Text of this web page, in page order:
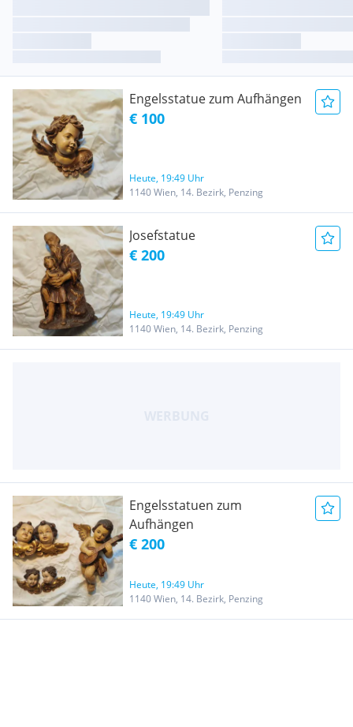
Engelsstatue zum Aufhängen
€ 100
Heute, 19:49 Uhr
1140 Wien, 14. Bezirk, Penzing
Josefstatue
€ 200
Heute, 19:49 Uhr
1140 Wien, 14. Bezirk, Penzing
Engelsstatuen zum
Aufhängen
€ 200
Heute, 19:49 Uhr
1140 Wien, 14. Bezirk, Penzing